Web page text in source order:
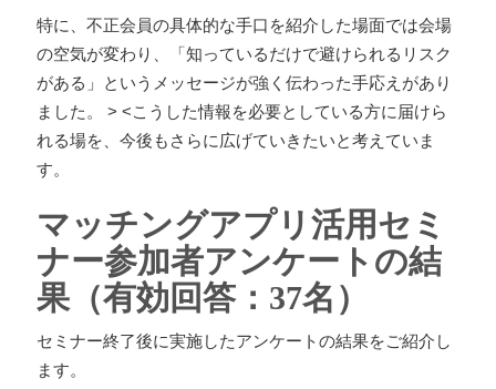
特に、不正会員の具体的な手口を紹介した場面では会場
の空気が変わり、「知っているだけで避けられるリスク
がある」というメッセージが強く伝わった手応えがあり
ました。
> <こうした情報を必要としている方に届けら
れる場を、今後もさらに広げていきたいと考えていま
す。
マッチングアプリ活用セミ
ナー参加者アンケートの結
果（有効回答：37名）
セミナー終了後に実施したアンケートの結果をご紹介し
ます。